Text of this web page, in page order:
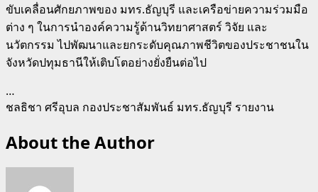
ขับเคลื่อนศักยภาพของ มทร.ธัญบุรี และเครือข่ายความร่วมมือ
ต่าง ๆ ในการนำองค์ความรู้ด้านวิทยาศาสตร์ วิจัย และ
นวัตกรรม ไปพัฒนาและยกระดับคุณภาพชีวิตของประชาชนใน
จังหวัดปทุมธานีให้เติบโตอย่างยั่งยืนต่อไป
…
ชลธิชา ศรีอุบล กองประชาสัมพันธ์ มทร.ธัญบุรี รายงาน
About the Author